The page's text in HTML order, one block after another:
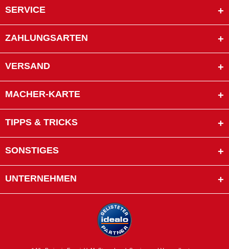
SERVICE
ZAHLUNGSARTEN
VERSAND
MACHER-KARTE
TIPPS & TRICKS
SONSTIGES
UNTERNEHMEN